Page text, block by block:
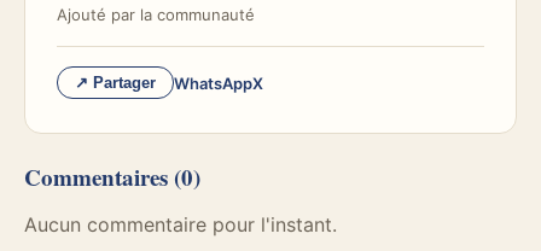
Ajouté par la communauté
↗ Partager WhatsAppX
Commentaires (0)
Aucun commentaire pour l'instant.